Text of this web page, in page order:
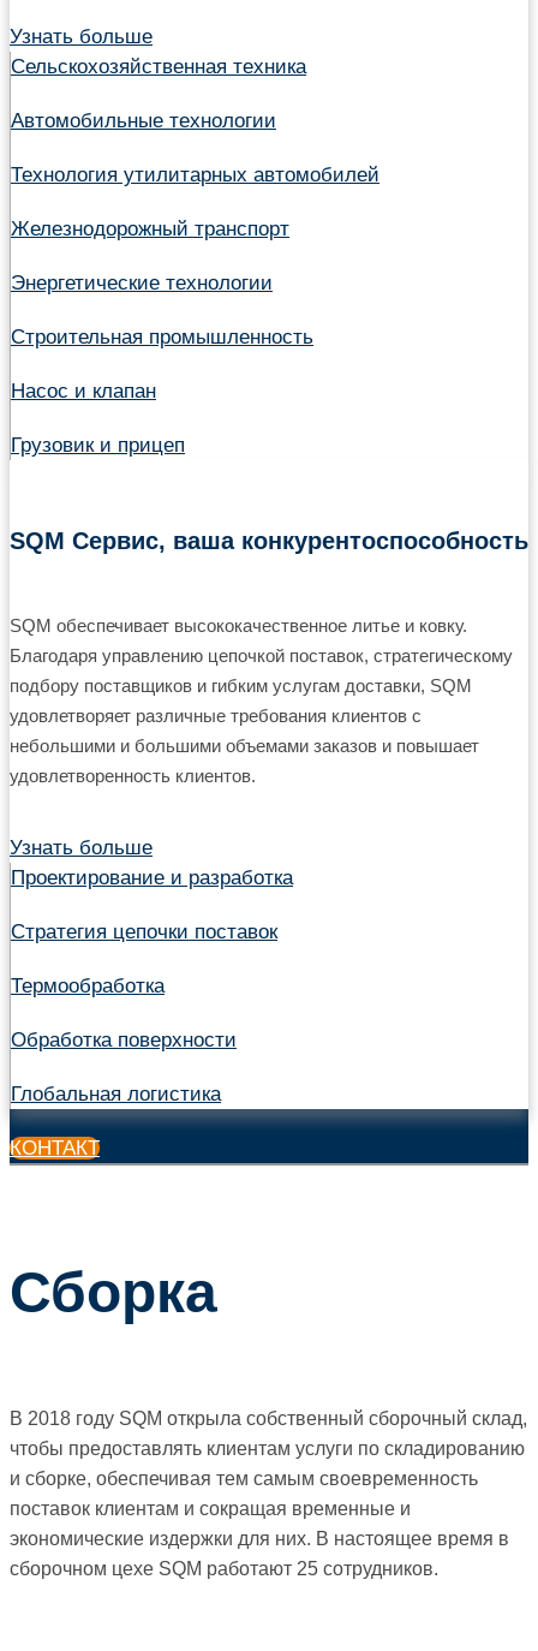
Узнать больше
Сельскохозяйственная техника
Автомобильные технологии
Технология утилитарных автомобилей
Железнодорожный транспорт
Энергетические технологии
Строительная промышленность
Насос и клапан
Грузовик и прицеп
SQM Сервис, ваша конкурентоспособность
SQM обеспечивает высококачественное литье и ковку.
Благодаря управлению цепочкой поставок, стратегическому
подбору поставщиков и гибким услугам доставки, SQM
удовлетворяет различные требования клиентов с
небольшими и большими объемами заказов и повышает
удовлетворенность клиентов.
Узнать больше
Проектирование и разработка
Стратегия цепочки поставок
Термообработка
Обработка поверхности
Глобальная логистика
КОНТАКТ
Сборка
В 2018 году SQM открыла собственный сборочный склад,
чтобы предоставлять клиентам услуги по складированию
и сборке, обеспечивая тем самым своевременность
поставок клиентам и сокращая временные и
экономические издержки для них. В настоящее время в
сборочном цехе SQM работают 25 сотрудников.